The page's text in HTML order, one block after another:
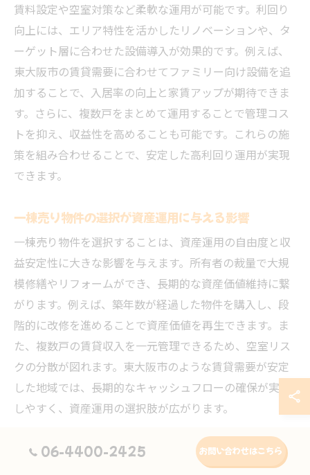
賃料設定や空室対策など柔軟な運用が可能です。利回り
向上には、エリア特性を活かしたリノベーションや、タ
ーゲット層に合わせた設備導入が効果的です。例えば、
東大阪市の賃貸需要に合わせてファミリー向け設備を追
加することで、入居率の向上と家賃アップが期待できま
す。さらに、複数戸をまとめて運用することで管理コス
トを抑え、収益性を高めることも可能です。これらの施
策を組み合わせることで、安定した高利回り運用が実現
できます。
一棟売り物件の選択が資産運用に与える影響
一棟売り物件を選択することは、資産運用の自由度と収
益安定性に大きな影響を与えます。所有者の裁量で大規
模修繕やリフォームができ、長期的な資産価値維持に繋
がります。例えば、築年数が経過した物件を購入し、段
階的に改修を進めることで資産価値を再生できます。ま
た、複数戸の賃貸収入を一元管理できるため、空室リス
クの分散が図れます。東大阪市のような賃貸需要が安定
した地域では、長期的なキャッシュフローの確保が実現
しやすく、資産運用の選択肢が広がります。
東大阪市一棟買い投資のリスクと回避方法
06-4400-2425 お問い合わせはこちら